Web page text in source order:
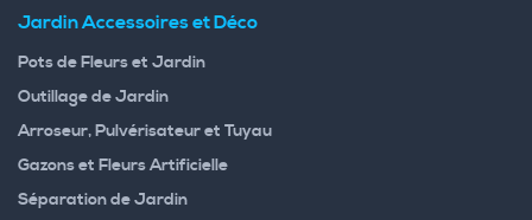
Jardin Accessoires et Déco
Pots de Fleurs et Jardin
Outillage de Jardin
Arroseur, Pulvérisateur et Tuyau
Gazons et Fleurs Artificielle
Séparation de Jardin